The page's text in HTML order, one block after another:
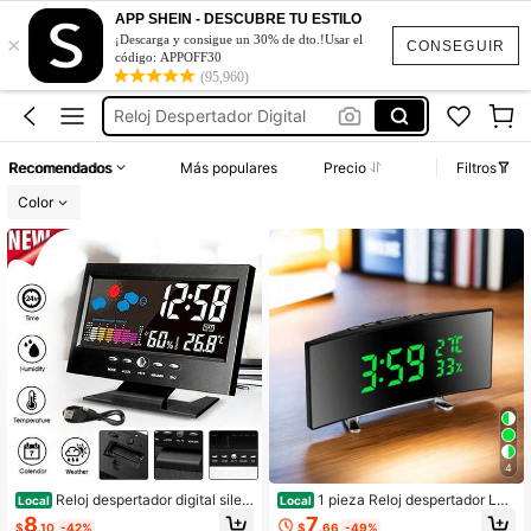
CONSEGUIR
×
APP SHEIN - DESCUBRE TU ESTILO
¡Descarga y consigue un 30% de dto.!Usar el
código: APPOFF30
(95,960)
Reloj Despertador De Niña
Reloj Digital Para Cuarto
Reloj De Mesa
Reloj Despertador Digital
Reloj Digital Para Cuarto
Recomendados Más populares Precio
Filtros
Color
Local Reloj despertador digital silen
cioso con pronóstico del tiempo, vis
$8.10 -42%
4
Local 1 pieza Reloj despertador LED
curvo multifuncional de pantalla gra
$7.66 -49%